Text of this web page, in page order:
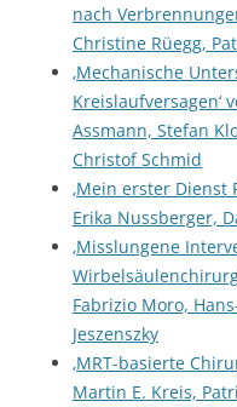
nach
Christine Rüegg,
‚Mechanische
Kreislaufversagen‘
Assmann, Stefan
Christof Schmid
‚Mein erster Dienst
Erika Nussberger,
‚Misslungene
Fabrizio Moro,
Jeszenszky
‚MRT-basierte
Martin E. Kreis,